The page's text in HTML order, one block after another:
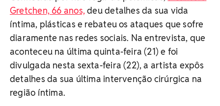
Gretchen, 66 anos,deu detalhes da sua vida
íntima, plásticas e rebateu os ataques que sofre
diaramente nas redes sociais. Na entrevista, que
aconteceu na última quinta-feira (21) e foi
divulgada nesta sexta-feira (22), a artista expôs
detalhes da sua última intervenção cirúrgica na
região íntima.